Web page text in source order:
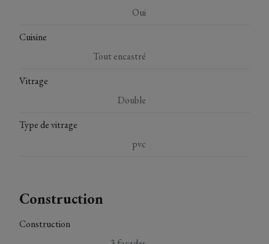
Oui
Cuisine
Tout encastré
Vitrage
Double
Type de vitrage
pvc
Construction
Construction